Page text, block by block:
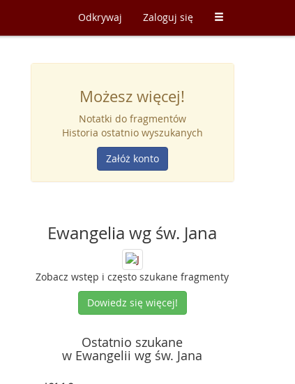
Odkrywaj Zaloguj się
Możesz więcej!
Notatki do fragmentów
Historia ostatnio wyszukanych
Załóż konto
Ewangelia wg św. Jana
Zobacz wstęp i często szukane fragmenty
Dowiedz się więcej!
Ostatnio szukane
w Ewangelii wg św. Jana